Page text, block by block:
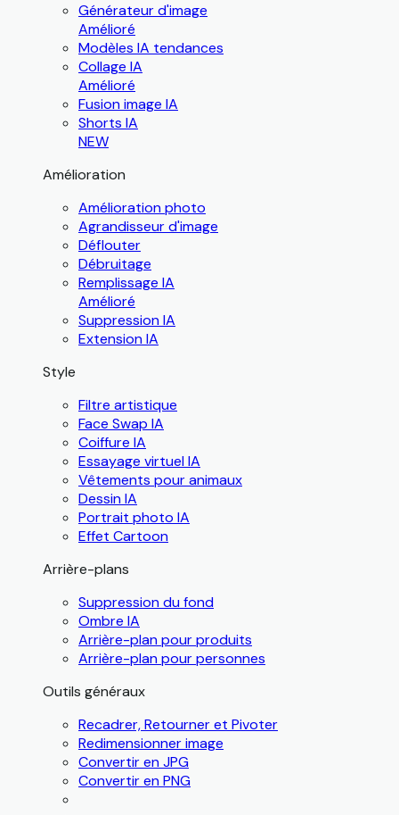
Générateur d'image
Amélioré
Modèles IA tendances
Collage IA
Amélioré
Fusion image IA
Shorts IA
NEW
Amélioration
Amélioration photo
Agrandisseur d'image
Déflouter
Débruitage
Remplissage IA
Amélioré
Suppression IA
Extension IA
Style
Filtre artistique
Face Swap IA
Coiffure IA
Essayage virtuel IA
Vêtements pour animaux
Dessin IA
Portrait photo IA
Effet Cartoon
Arrière-plans
Suppression du fond
Ombre IA
Arrière-plan pour produits
Arrière-plan pour personnes
Outils généraux
Recadrer, Retourner et Pivoter
Redimensionner image
Convertir en JPG
Convertir en PNG